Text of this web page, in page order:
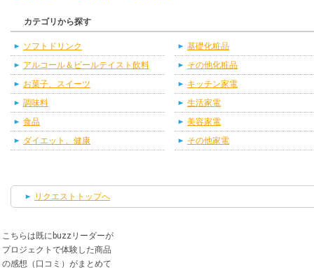
カテゴリから探す
ソフトドリンク
アルコール＆ビールテイスト飲料
お菓子、スイーツ
調味料
食品
ダイエット、健康
基礎化粧品
その他化粧品
キッチン家電
生活家電
美容家電
その他家電
リクエストトップへ
こちらは既にbuzzリーダーが
プロジェクトで体験した商品
の感想（口コミ）がまとめて